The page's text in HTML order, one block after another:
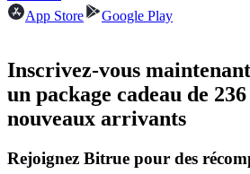
Profitez du partage des bénéfices et
trading
App Store
Google Play
Inscrivez-vous
un package cadeau de
nouveaux arrivants
Rejoignez Bitrue pour des